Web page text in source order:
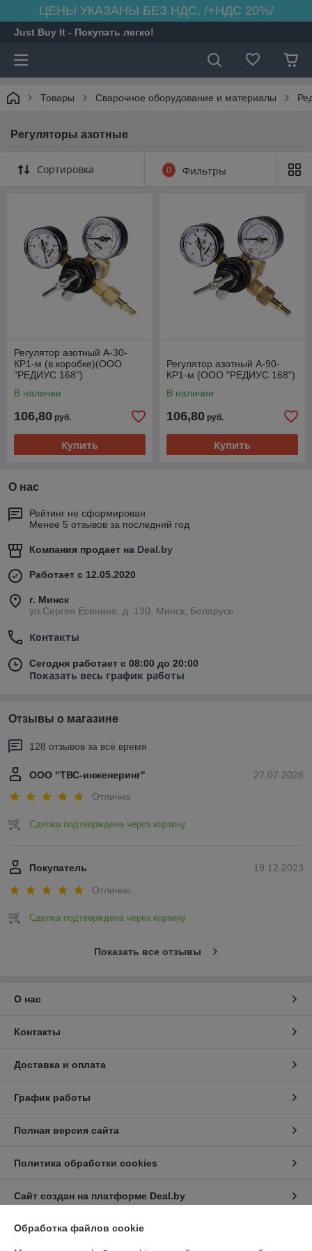
ЦЕНЫ УКАЗАНЫ БЕЗ НДС, /+НДС 20%/
Just Buy It - Покупать легко!
Товары Сварочное оборудование и материалы
Регуляторы азотные
Сортировка 0 Фильтры
Регулятор азотный А-30-
КР1-м (в коробке)(ООО
"РЕДИУС 168")
В наличии
106,80 руб.
Купить
Регулятор азотный А-90-
КР1-м (ООО "РЕДИУС 168")
В наличии
106,80 руб.
Купить
О нас
Рейтинг не сформирован
Менее 5 отзывов за последний год
Компания продает на Deal.by
Работает с 12.05.2020
г. Минск
ул.Сергея Есенина, д. 130, Минск, Беларусь
Контакты
Сегодня работает с 08:00 до 20:00
Показать весь график работы
Отзывы о магазине
128 отзывов за всё время
27.07.2026
ООО "ТВС-инженеринг"
Отлично
Сделка подтверждена через корзину
19.12.2023
Покупатель
Отлично
Сделка подтверждена через корзину
Показать все отзывы
О нас
Контакты
Доставка и оплата
График работы
Полная версия сайта
Политика обработки cookies
Сайт создан на платформе Deal.by
Обработка файлов cookie